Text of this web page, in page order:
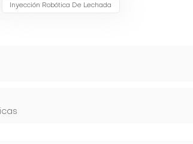
Inyección Robótica De Lechada